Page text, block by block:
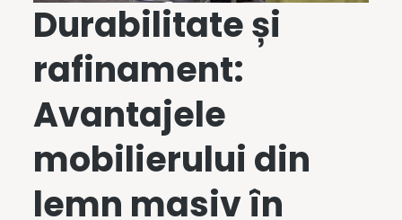
Durabilitate și
rafinament:
Avantajele
mobilierului din
lemn masiv în